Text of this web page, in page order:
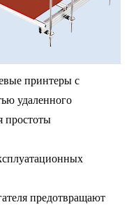
принтеры с
удаленного
простоты
предотвращают